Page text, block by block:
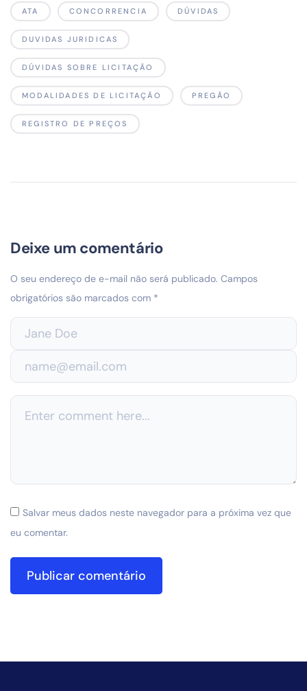
ATA CONCORRENCIA DÚVIDAS
DUVIDAS JURIDICAS
DÚVIDAS SOBRE LICITAÇÃO
MODALIDADES DE LICITAÇÃO PREGÃO
REGISTRO DE PREÇOS
Deixe um comentário
O seu endereço de e-mail não será publicado. Campos
obrigatórios são marcados com *
Salvar meus dados neste navegador para a próxima vez que
eu comentar.